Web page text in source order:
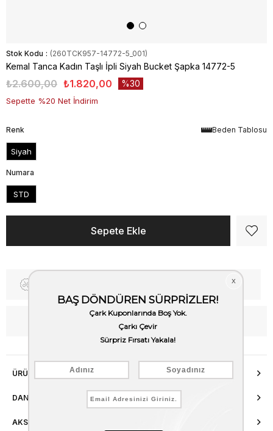
Stok Kodu (260TCK957-14772-5_001)
Kemal Tanca Kadın Taşlı İpli Siyah Bucket Şapka 14772-5
₺2.600,00 ₺1.820,00 30
Sepette %20 Net İndirim
Beden Tablosu
Renk
Siyah
Numara
STD
WhatsApp’tan Bilgi Al
ÜRÜN ÖZELLIKLERI
DANIŞMA HATTI
AKSESUAR ONARIMI